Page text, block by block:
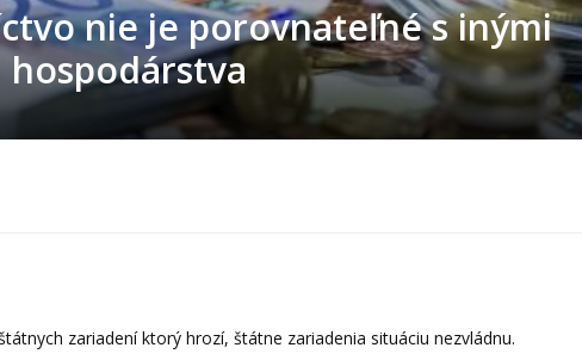
nie je porovnateľné s inými
zariadení ktorý hrozí, štátne zariadenia situáciu nezvládnu.